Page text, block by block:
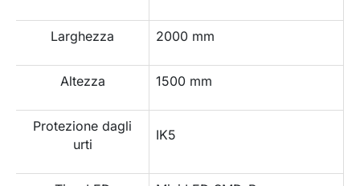
Larghezza 2000 mm
Altezza 1500 mm
Protezione dagli
urti
IK5